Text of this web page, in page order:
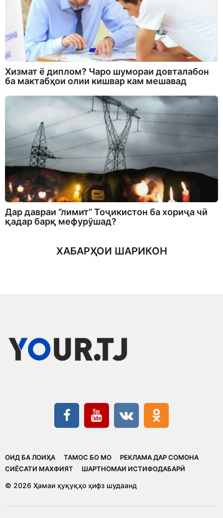
Хизмат ё диплом? Чаро шумораи довталабон
ба мактабҳои олии кишвар кам мешавад
Дар давраи “лимит” Тоҷикистон ба хориҷа чӣ
қадар барқ мефурӯшад?
ХАБАРҲОИ ШАРИКОН
ОИД БА ЛОИҲА ТАМОС БО МО
РЕКЛАМА ДАР СОМОНА
CИЁСАТИ МАХФИЯТ
ШАРТНОМАИ ИСТИФОДАБАРӢ
© 2026 Ҳамаи ҳуқуқҳо ҳифз шудаанд